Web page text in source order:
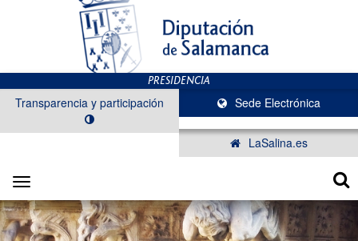
Sede Electrónica
Transparencia y participación
LaSalina.es
Toggle
navigation